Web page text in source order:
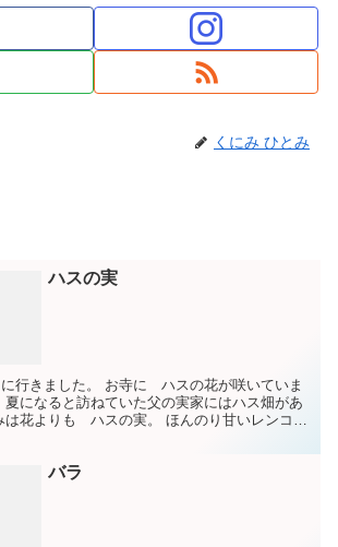
くにみ ひとみ
ハスの実
行きました。 お寺に ハスの花が咲いていま
夏になると訪ねていた父の実家にはハス畑があ
は花よりも ハスの実。 ほんのり甘いレンコン
バラ